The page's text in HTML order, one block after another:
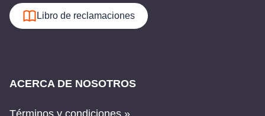
Libro de reclamaciones
ACERCA DE NOSOTROS